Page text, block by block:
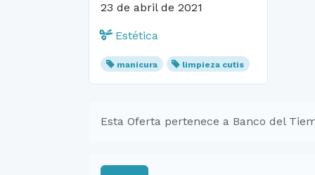
23 de abril de 2021
Estética
manicura limpieza cutis
Esta Oferta pertenece a Banco del